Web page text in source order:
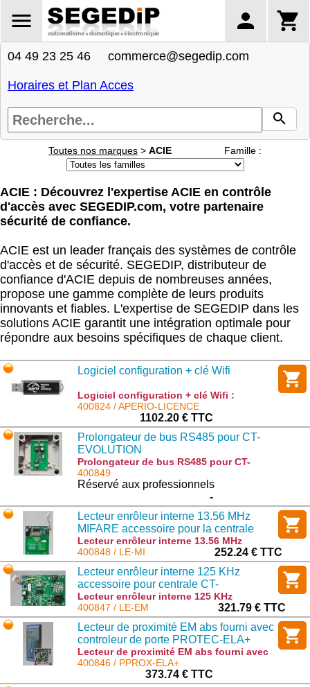
04 49 23 25 46 commerce@segedip.com
Horaires et Plan Acces
Toutes nos marques > ACIE Famille :
ACIE : Découvrez l'expertise ACIE en contrôle
d'accès avec SEGEDIP.com, votre partenaire
sécurité de confiance.
ACIE est un leader français des systèmes de contrôle
d'accès et de sécurité. SEGEDIP, distributeur de
confiance d'ACIE depuis de nombreuses années,
propose une gamme complète de leurs produits
innovants et fiables. L'expertise de SEGEDIP dans les
solutions ACIE garantit une intégration optimale pour
répondre aux besoins spécifiques de chaque client.
Logiciel configuration + clé Wifi
Logiciel configuration + clé Wifi :
APERIO-LICENCE
400824 / APERIO-LICENCE
1102.20 € TTC
Prolongateur de bus RS485 pour CT-
EVOLUTION
Prolongateur de bus RS485 pour CT-
EVOLUTION : PROBUS
400849
Réservé aux professionnels
-
Lecteur enrôleur interne 13.56 MHz
MIFARE accessoire pour la centrale
EVOLUTION
Lecteur enrôleur interne 13.56 MHz
MIFARE accessoire pour la centrale
EVOLUTION : LE-MI
400848 / LE-MI
252.24 € TTC
Lecteur enrôleur interne 125 KHz
accessoire pour centrale CT-
EVOLUTION
Lecteur enrôleur interne 125 KHz
accessoire pour centrale CT-EVOLUTION
: LE-EM
400847 / LE-EM
321.79 € TTC
Lecteur de proximité EM abs fourni avec
controleur de porte PROTEC-ELA+
Lecteur de proximité EM abs fourni avec
controleur de porte PROTEC-ELA+ :
400846 / PPROX-ELA+
373.74 € TTC